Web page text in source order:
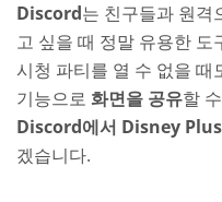
Discord는 친구들과 원격
고 싶을 때 정말 유용한 도
시청 파티를 열 수 없을
기능으로 화면을 공유할
Discord에서 Disney
겠습니다.